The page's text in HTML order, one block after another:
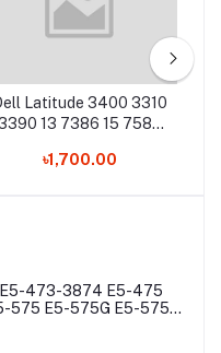
Latitude 3400 3310
13 7386 15 7586
5588 Laptop Keyboard
৳1,700.00
E5-473-3874 E5-475
575 E5-575G E5-575T